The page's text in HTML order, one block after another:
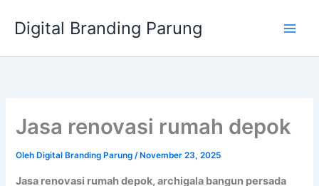
konten
Digital Branding Parung
Jasa renovasi rumah depok
Oleh Digital Branding Parung/ November 23, 2025
Jasa renovasi rumah depok, archigala bangun persada